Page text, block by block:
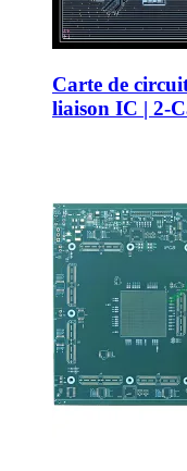
Carte de
liaison IC | 2-